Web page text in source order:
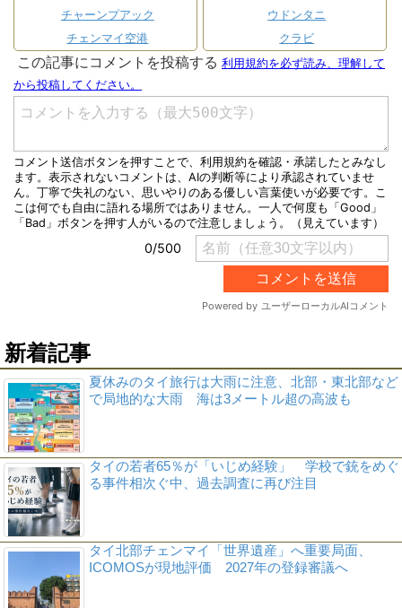
チャーンプアック
チェンマイ空港
ウドンタニ
クラビ
新着記事
夏休みのタイ旅行は大雨に注意、北部・東北部など
で局地的な大雨 海は3メートル超の高波も
タイの若者65％が「いじめ経験」 学校で銃をめぐ
る事件相次ぐ中、過去調査に再び注目
タイ北部チェンマイ「世界遺産」へ重要局面、
ICOMOSが現地評価 2027年の登録審議へ